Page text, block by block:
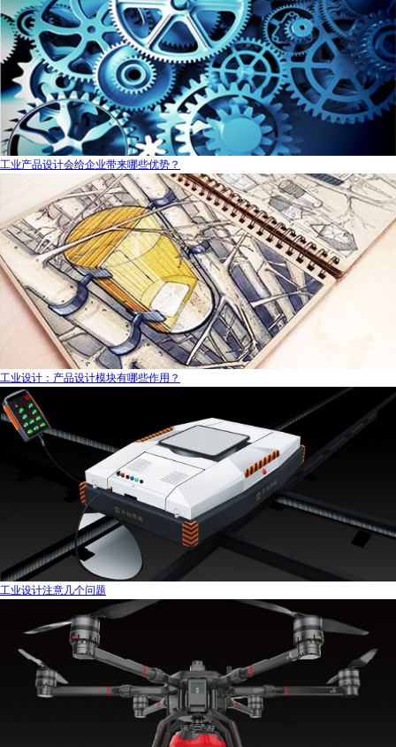
工业产品设计会给企业带来哪些优势？
工业设计：产品设计模块有哪些作用？
工业设计注意几个问题